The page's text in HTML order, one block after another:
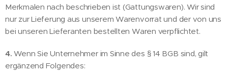
Merkmalen nach beschrieben ist (Gattungswaren). Wir sind
nur zur Lieferung aus unserem Warenvorrat und der von uns
bei unseren Lieferanten bestellten Waren verpflichtet.
4. Wenn Sie Unternehmer im Sinne des § 14 BGB sind, gilt
ergänzend Folgendes: